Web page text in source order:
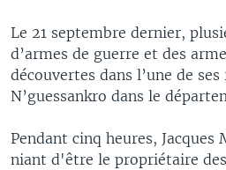
Le 21 septembre dernier,
d’armes de guerre et des
découvertes dans l’une de ses
N’guessankro dans le
Pendant cinq heures, Jacques
niant d'être le propriétaire